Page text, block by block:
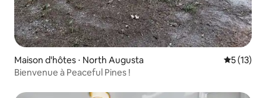
Maison d'hôtes ⋅ North Augusta
5 (13)
Bienvenue à Peaceful Pines !